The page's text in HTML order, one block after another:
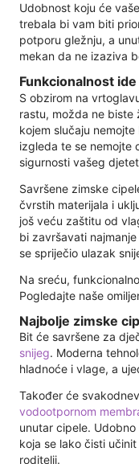
Udobnost koju će
trebala bi vam biti
potporu gležnju, a
mekan da ne izaziva
Funkcionalnost
S obzirom na
rastu, možda ne biste
kojem slučaju
izgleda te se nemojte
sigurnosti vašeg
Savršene zimske
čvrstih materijala i
još veću zaštitu od
bi završavati
se spriječio ulazak
Na sreću,
Pogledajte naše
Najbolje zimske
Bit će savršene za
snijeg. Moderna
hladnoće i vlage, a
Također će
vodootpornom
unutar cipele.
koja se lako čisti
roditelji.